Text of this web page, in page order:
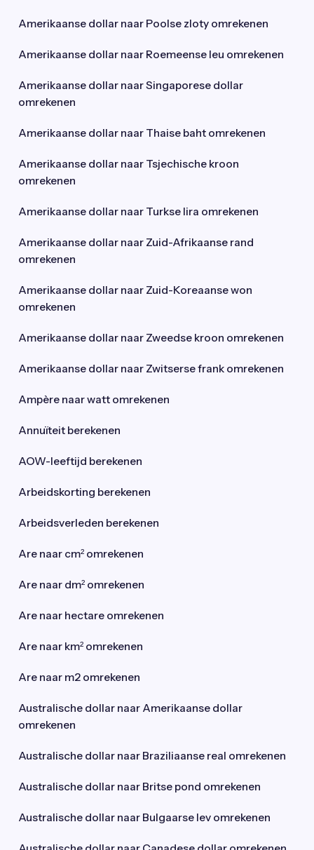
Amerikaanse dollar naar Poolse zloty omrekenen
Amerikaanse dollar naar Roemeense leu omrekenen
Amerikaanse dollar naar Singaporese dollar
omrekenen
Amerikaanse dollar naar Thaise baht omrekenen
Amerikaanse dollar naar Tsjechische kroon
omrekenen
Amerikaanse dollar naar Turkse lira omrekenen
Amerikaanse dollar naar Zuid-Afrikaanse rand
omrekenen
Amerikaanse dollar naar Zuid-Koreaanse won
omrekenen
Amerikaanse dollar naar Zweedse kroon omrekenen
Amerikaanse dollar naar Zwitserse frank omrekenen
Ampère naar watt omrekenen
Annuïteit berekenen
AOW-leeftijd berekenen
Arbeidskorting berekenen
Arbeidsverleden berekenen
Are naar cm² omrekenen
Are naar dm² omrekenen
Are naar hectare omrekenen
Are naar km² omrekenen
Are naar m2 omrekenen
Australische dollar naar Amerikaanse dollar
omrekenen
Australische dollar naar Braziliaanse real omrekenen
Australische dollar naar Britse pond omrekenen
Australische dollar naar Bulgaarse lev omrekenen